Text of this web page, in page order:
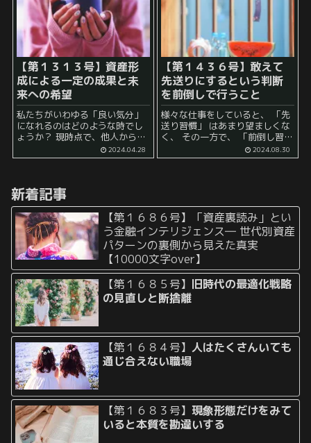
【第１３１３号】資産形
成による一定の成果と未
来への希望
私たちがいわゆる「良い気分」
になれるのはどのような時でし
ょうか？ 現時点で、他人から見
て、客観的に見て、恵まれた状
況にある人は、「良い気分」で
2024.04.28
【第１４３６号】敢えて
先送りにするという判断
を前倒しで行うこと
様々な仕事をしていると、 「先
送り習慣」 はあまり望ましくな
く、 その一方で、 「前倒し習
らゆる対応がスムーズになりや
2024.08.30
新着記事
【第１６８６号】「資産裏読み」とい
う金融インテリジェンス― 世代別資産
パターンの裏側から見えた真実
【10000文字over】
【第１６８５号】 旧時代の最適化戦略
の見直しと断捨離
【第１６８４号】人はたくさんいても
通じ合えない職場
【第１６８３号】現象形態だけをみて
いると本質を勘違いする